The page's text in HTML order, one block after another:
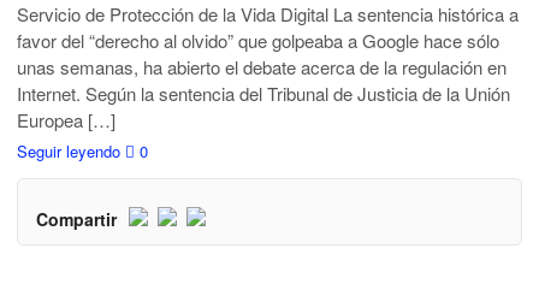
Servicio de Protección de la Vida Digital La sentencia histórica a
favor del “derecho al olvido” que golpeaba a Google hace sólo
unas semanas, ha abierto el debate acerca de la regulación en
Internet. Según la sentencia del Tribunal de Justicia de la Unión
Europea […]
Seguir leyendo 0
Compartir